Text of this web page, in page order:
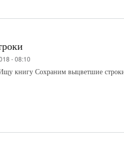
- 08:10
книгу Сохраним выцветшие